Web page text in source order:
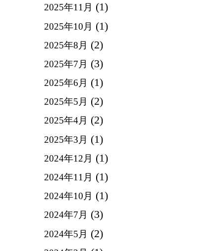
2025年11月 (1)
2025年10月 (1)
2025年8月 (2)
2025年7月 (3)
2025年6月 (1)
2025年5月 (2)
2025年4月 (2)
2025年3月 (1)
2024年12月 (1)
2024年11月 (1)
2024年10月 (1)
2024年7月 (3)
2024年5月 (2)